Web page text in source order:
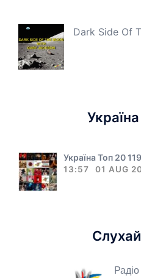
Dark Side Of
Україна Топ 20
13:57 01 AUG